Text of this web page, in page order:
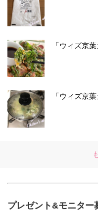
「ウィズ京
「ウィズ京
プレゼント&モニター